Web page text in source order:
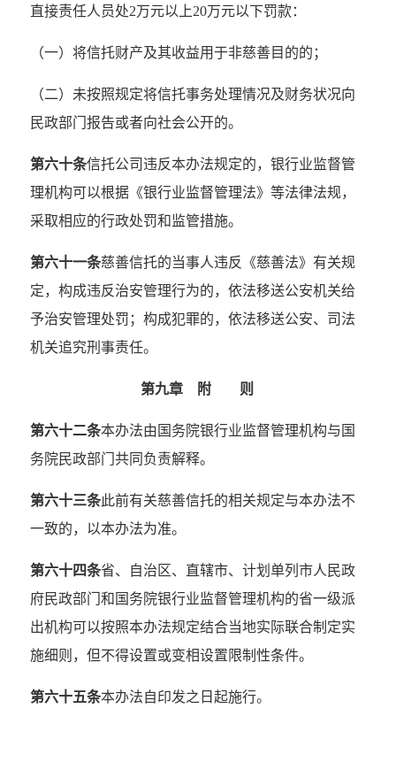
直接责任人员处2万元以上20万元以下罚款：
（一）将信托财产及其收益用于非慈善目的的；
（二）未按照规定将信托事务处理情况及财务状况向
民政部门报告或者向社会公开的。
第六十条信托公司违反本办法规定的，银行业监督管
理机构可以根据《银行业监督管理法》等法律法规，
采取相应的行政处罚和监管措施。
第六十一条慈善信托的当事人违反《慈善法》有关规
定，构成违反治安管理行为的，依法移送公安机关给
予治安管理处罚；构成犯罪的，依法移送公安、司法
机关追究刑事责任。
第九章 附 则
第六十二条本办法由国务院银行业监督管理机构与国
务院民政部门共同负责解释。
第六十三条此前有关慈善信托的相关规定与本办法不
一致的，以本办法为准。
第六十四条省、自治区、直辖市、计划单列市人民政
府民政部门和国务院银行业监督管理机构的省一级派
出机构可以按照本办法规定结合当地实际联合制定实
施细则，但不得设置或变相设置限制性条件。
第六十五条本办法自印发之日起施行。